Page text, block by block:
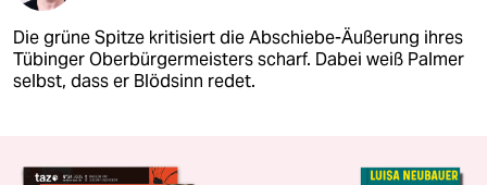
Die grüne Spitze kritisiert die Abschiebe-Äußerung ihres
Tübinger Oberbürgermeisters scharf. Dabei weiß Palmer
selbst, dass er Blödsinn redet.